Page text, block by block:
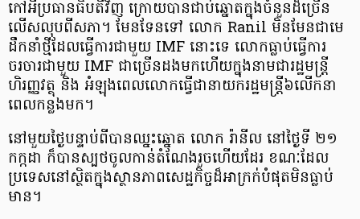
កៅអី​ប្រធាន​ធិ​បតី​វិញ ក្រោយ​បាន​ជាប់​ឆ្នោត​ក្នុង​ចំនួន​ដ៏​ច្រើន​
លើសលុប​ពី​សភា​។ មែនទែន​ទៅ លោក Ranil មិនមែន​ជា​មេ
ដឹកនាំ​ថ្មី​ដែល​ធ្វើការ​ជាមួយ IMF នោះ​ទេ លោក​ធ្លាប់​ធ្វើការ​
ចរចារ​ជាមួយ IMF ជា​ច្រើន​ដង​មក​ហើយ​ក្នុង​នាម​ជា​រដ្ឋមន្ត្រី​
ហិរញ្ញវត្ថុ និង អំឡុង​ពេល​លោក​ធ្វើ​ជា​នាយក​រដ្ឋមន្ត្រី​៦​លើក​នា​
ពេល​កន្លង​មក​។
នៅ​មួយ​ថ្ងៃ​បន្ទាប់​ពី​បាន​ឈ្នះ​ឆ្នោត លោក រ៉ា​នី​ល នៅ​ថ្ងៃ​ទី ២១
កក្កដា ក៏​បាន​ស្បថ​ចូល​កាន់​តំណែង​រួច​ហើយ​ដែរ ខណៈ​ដែល​
ប្រទេស​នៅ​ស្ថិត​ក្នុង​ស្ថានភាព​សេដ្ឋកិច្ច​ដ៏​អាក្រក់​បំផុត​មិន​ធ្លាប់​
មាន​។